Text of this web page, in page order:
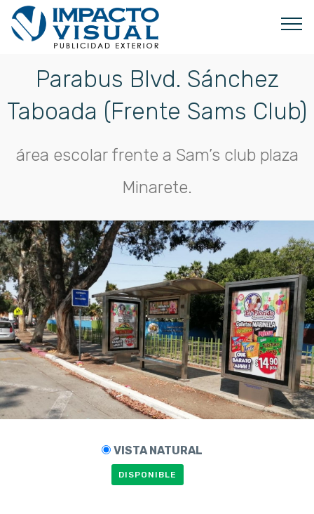
Parabus Blvd. Sánchez
Taboada (Frente Sams Club)
área escolar frente a Sam’s club plaza
Minarete.
VISTA NATURAL
DISPONIBLE